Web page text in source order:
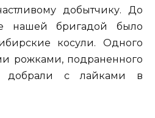
добытчику. До
нашей бригадой было
косули. Одного
рожками, подраненного
добрали с лайками в